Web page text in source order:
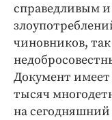
справедливым
чиновников,
Документ имеет
тысяч
на сегодняшний